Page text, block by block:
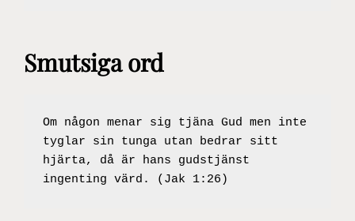
Smutsiga ord
Om någon menar sig tjäna Gud men inte
tyglar sin tunga utan bedrar sitt
hjärta, då är hans gudstjänst
ingenting värd. (Jak 1:26)